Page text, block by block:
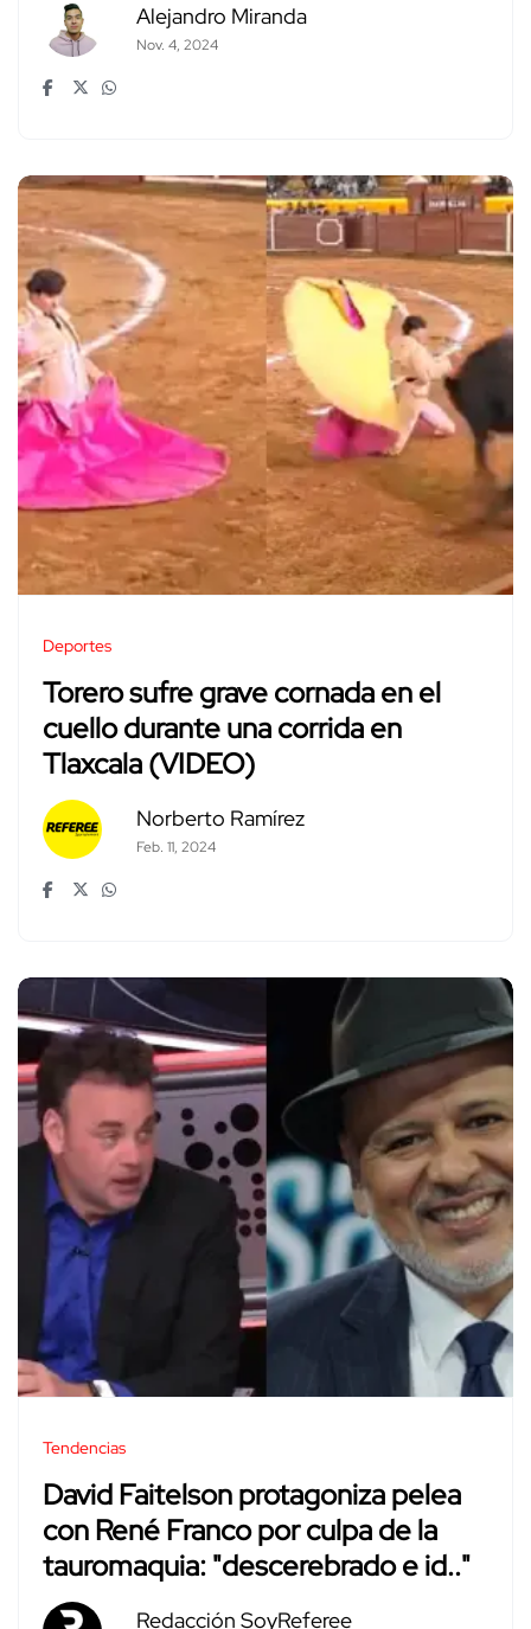
Alejandro Miranda
Nov. 4, 2024
Deportes
Torero sufre grave cornada en el
cuello durante una corrida en
Tlaxcala (VIDEO)
Norberto Ramírez
Feb. 11, 2024
Tendencias
David Faitelson protagoniza pelea
con René Franco por culpa de la
tauromaquia: "descerebrado e id.."
Redacción SoyReferee